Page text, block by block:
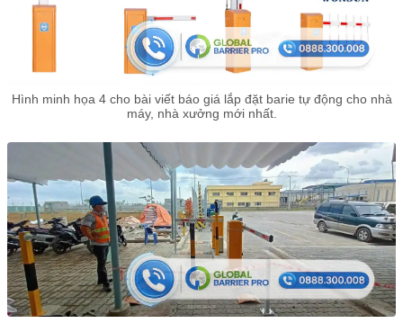
Hình minh họa 4 cho bài viết báo giá lắp đặt barie tự động cho nhà
máy, nhà xưởng mới nhất.